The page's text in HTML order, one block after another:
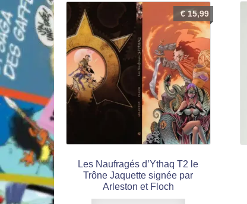
Les Naufragés d’Ythaq T2 le
Trône Jaquette signée par
Arleston et Floch
€15,99